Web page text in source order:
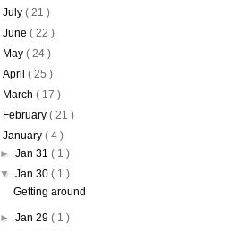
July ( 21 )
June ( 22 )
May ( 24 )
April ( 25 )
March ( 17 )
February ( 21 )
January ( 4 )
►Jan 31( 1 )
▼Jan 30( 1 )
Getting around
►Jan 29( 1 )